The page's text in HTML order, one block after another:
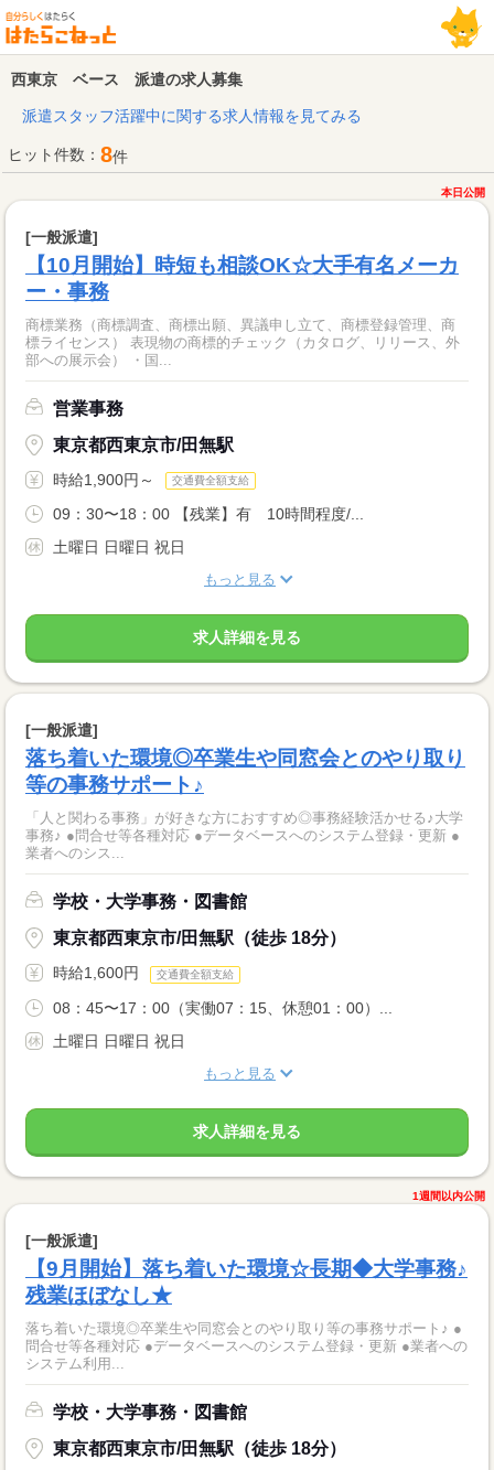
西東京 ベース 派遣の求人募集
派遣スタッフ活躍中に関する求人情報を見てみる
ヒット件数： 8件
本日公開
[一般派遣]
【10月開始】時短も相談OK☆大手有名メーカ
ー・事務
商標業務（商標調査、商標出願、異議申し立て、商標登録管理、商
標ライセンス） 表現物の商標的チェック（カタログ、リリース、外
部への展示会） ・国...
営業事務
東京都西東京市/田無駅
時給1,900円～ 交通費全額支給
09：30〜18：00 【残業】有 10時間程度/...
土曜日 日曜日 祝日
もっと見る
求人詳細を見る
[一般派遣]
落ち着いた環境◎卒業生や同窓会とのやり取り
等の事務サポート♪
「人と関わる事務」が好きな方におすすめ◎事務経験活かせる♪大学
事務♪ ●問合せ等各種対応 ●データベースへのシステム登録・更新 ●
業者へのシス...
学校・大学事務・図書館
東京都西東京市/田無駅（徒歩 18分）
時給1,600円 交通費全額支給
08：45〜17：00（実働07：15、休憩01：00）...
土曜日 日曜日 祝日
もっと見る
求人詳細を見る
1週間以内公開
[一般派遣]
【9月開始】落ち着いた環境☆長期◆大学事務♪
残業ほぼなし★
落ち着いた環境◎卒業生や同窓会とのやり取り等の事務サポート♪ ●
問合せ等各種対応 ●データベースへのシステム登録・更新 ●業者への
システム利用...
学校・大学事務・図書館
東京都西東京市/田無駅（徒歩 18分）